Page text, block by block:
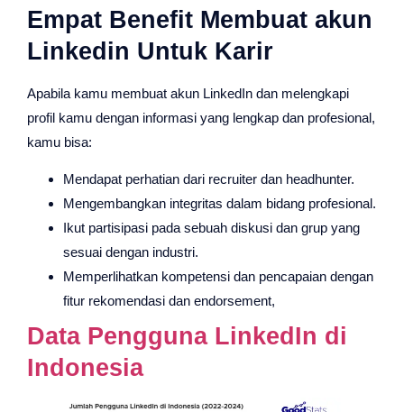
Empat Benefit Membuat akun
Linkedin Untuk Karir
Apabila kamu membuat akun LinkedIn dan melengkapi
profil kamu dengan informasi yang lengkap dan profesional,
kamu bisa:
Mendapat perhatian dari recruiter dan headhunter.
Mengembangkan integritas dalam bidang profesional.
Ikut partisipasi pada sebuah diskusi dan grup yang
sesuai dengan industri.
Memperlihatkan kompetensi dan pencapaian dengan
fitur rekomendasi dan endorsement,
Data Pengguna LinkedIn di
Indonesia